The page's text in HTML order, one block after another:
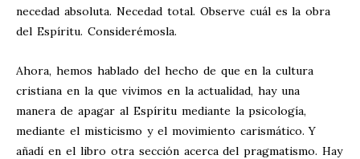
necedad absoluta. Necedad total. Observe cuál es la obra
del Espíritu. Considerémosla.
Ahora, hemos hablado del hecho de que en la cultura
cristiana en la que vivimos en la actualidad, hay una
manera de apagar al Espíritu mediante la psicología,
mediante el misticismo y el movimiento carismático. Y
añadí en el libro otra sección acerca del pragmatismo. Hay